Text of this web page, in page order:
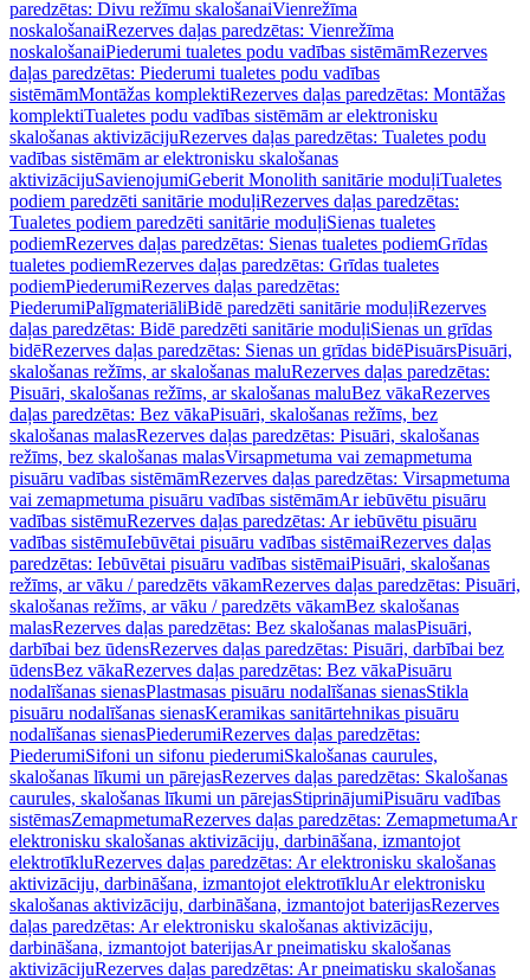
paredzētas: Divu režīmu skalošanaiVienrežīma
noskalošanaiRezerves daļas paredzētas: Vienrežīma
noskalošanaiPiederumi tualetes podu vadības sistēmāmRezerves
daļas paredzētas: Piederumi tualetes podu vadības
sistēmāmMontāžas komplektiRezerves daļas paredzētas: Montāžas
komplektiTualetes podu vadības sistēmām ar elektronisku
skalošanas aktivizācijuRezerves daļas paredzētas: Tualetes podu
vadības sistēmām ar elektronisku skalošanas
aktivizācijuSavienojumiGeberit Monolith sanitārie moduļiTualetes
podiem paredzēti sanitārie moduļiRezerves daļas paredzētas:
Tualetes podiem paredzēti sanitārie moduļiSienas tualetes
podiemRezerves daļas paredzētas: Sienas tualetes podiemGrīdas
tualetes podiemRezerves daļas paredzētas: Grīdas tualetes
podiemPiederumiRezerves daļas paredzētas:
PiederumiPalīgmateriāliBidē paredzēti sanitārie moduļiRezerves
daļas paredzētas: Bidē paredzēti sanitārie moduļiSienas un grīdas
bidēRezerves daļas paredzētas: Sienas un grīdas bidēPisuārsPisuāri,
skalošanas režīms, ar skalošanas maluRezerves daļas paredzētas:
Pisuāri, skalošanas režīms, ar skalošanas maluBez vākaRezerves
daļas paredzētas: Bez vākaPisuāri, skalošanas režīms, bez
skalošanas malasRezerves daļas paredzētas: Pisuāri, skalošanas
režīms, bez skalošanas malasVirsapmetuma vai zemapmetuma
pisuāru vadības sistēmāmRezerves daļas paredzētas: Virsapmetuma
vai zemapmetuma pisuāru vadības sistēmāmAr iebūvētu pisuāru
vadības sistēmuRezerves daļas paredzētas: Ar iebūvētu pisuāru
vadības sistēmuIebūvētai pisuāru vadības sistēmaiRezerves daļas
paredzētas: Iebūvētai pisuāru vadības sistēmaiPisuāri, skalošanas
režīms, ar vāku / paredzēts vākamRezerves daļas paredzētas: Pisuāri,
skalošanas režīms, ar vāku / paredzēts vākamBez skalošanas
malasRezerves daļas paredzētas: Bez skalošanas malasPisuāri,
darbībai bez ūdensRezerves daļas paredzētas: Pisuāri, darbībai bez
ūdensBez vākaRezerves daļas paredzētas: Bez vākaPisuāru
nodalīšanas sienasPlastmasas pisuāru nodalīšanas sienasStikla
pisuāru nodalīšanas sienasKeramikas sanitārtehnikas pisuāru
nodalīšanas sienasPiederumiRezerves daļas paredzētas:
PiederumiSifoni un sifonu piederumiSkalošanas caurules,
skalošanas līkumi un pārejasRezerves daļas paredzētas: Skalošanas
caurules, skalošanas līkumi un pārejasStiprinājumiPisuāru vadības
sistēmasZemapmetumaRezerves daļas paredzētas: ZemapmetumaAr
elektronisku skalošanas aktivizāciju, darbināšana, izmantojot
elektrotīkluRezerves daļas paredzētas: Ar elektronisku skalošanas
aktivizāciju, darbināšana, izmantojot elektrotīkluAr elektronisku
skalošanas aktivizāciju, darbināšana, izmantojot baterijasRezerves
daļas paredzētas: Ar elektronisku skalošanas aktivizāciju,
darbināšana, izmantojot baterijasAr pneimatisku skalošanas
aktivizācijuRezerves daļas paredzētas: Ar pneimatisku skalošanas